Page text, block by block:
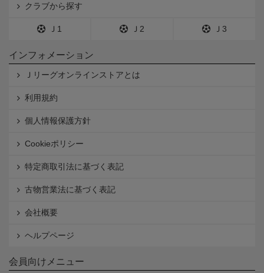
クラブから探す
Ｊ1 Ｊ2 Ｊ3
インフォメーション
Ｊリーグオンラインストアとは
利用規約
個人情報保護方針
Cookieポリシー
特定商取引法に基づく表記
古物営業法に基づく表記
会社概要
ヘルプページ
会員向けメニュー